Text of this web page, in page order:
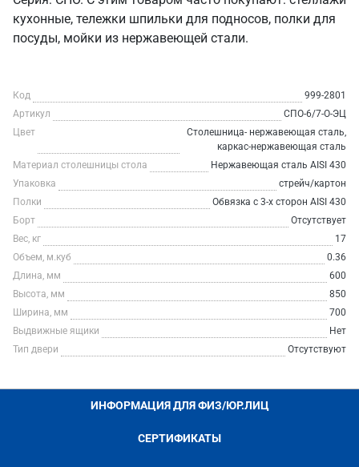
кухонные, тележки шпильки для подносов, полки для
посуды, мойки из нержавеющей стали.
Код
999-2801
Артикул
СПО-6/7-О-ЭЦ
Цвет
Столешница- нержавеющая сталь,
каркас-нержавеющая сталь
Материал столешницы стола
Нержавеющая сталь AISI 430
Упаковка
стрейч/картон
Полки
Обвязка с 3-х сторон AISI 430
Борт
Отсутствует
Вес, кг
17
Объем, м.куб
0.36
Длина, мм
600
Высота, мм
850
Ширина, мм
700
Выдвижные ящики
Нет
Тип двери
Отсутствуют
ИНФОРМАЦИЯ ДЛЯ ФИЗ/ЮР.ЛИЦ
СЕРТИФИКАТЫ